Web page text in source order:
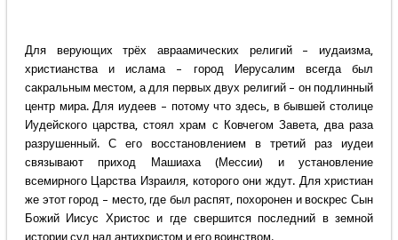
Для верующих трёх авраамических религий – иудаизма,
христианства и ислама – город Иерусалим всегда был
сакральным местом, а для первых двух религий – он подлинный
центр мира. Для иудеев – потому что здесь, в бывшей столице
Иудейского царства, стоял храм с Ковчегом Завета, два раза
разрушенный. С его восстановлением в третий раз иудеи
связывают приход Машиаха (Мессии) и установление
всемирного Царства Израиля, которого они ждут. Для христиан
же этот город – место, где был распят, похоронен и воскрес Сын
Божий Иисус Христос и где свершится последний в земной
истории суд над антихристом и его воинством.